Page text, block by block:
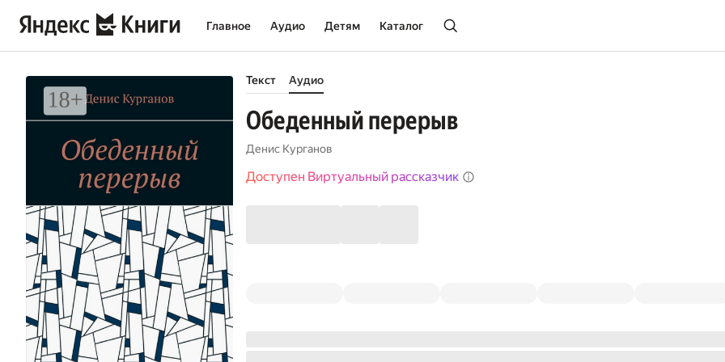
Главное Аудио Детям Каталог
Текст Аудио
Обеденный перерыв
Денис Курганов
Доступен Виртуальный рассказчик